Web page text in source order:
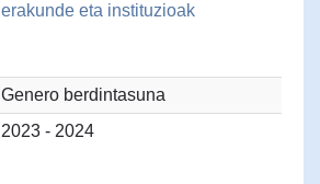
erakunde eta instituzioak
Genero berdintasuna
2023 - 2024